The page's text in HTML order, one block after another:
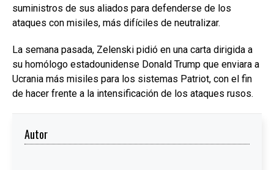
suministros de sus aliados para defenderse de los
ataques con misiles, más difíciles de neutralizar.
La semana pasada, Zelenski pidió en una carta dirigida a
su homólogo estadounidense Donald Trump que enviara a
Ucrania más misiles para los sistemas Patriot, con el fin
de hacer frente a la intensificación de los ataques rusos.
Autor